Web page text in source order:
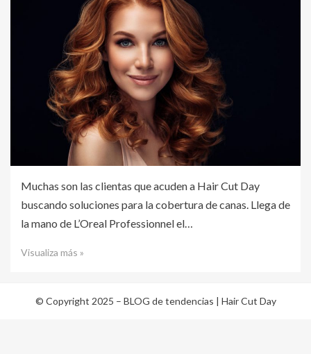
Muchas son las clientas que acuden a Hair Cut Day
buscando soluciones para la cobertura de canas. Llega de
la mano de L’Oreal Professionnel el…
Visualiza más »
© Copyright 2025 – BLOG de tendencias | Hair Cut Day